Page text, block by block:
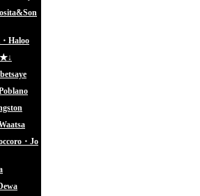
Haloo
・Jo